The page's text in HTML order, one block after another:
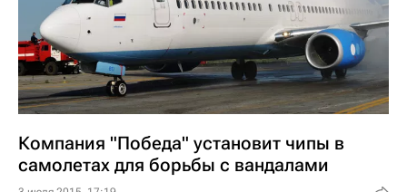
Компания "Победа" установит чипы в
самолетах для борьбы с вандалами